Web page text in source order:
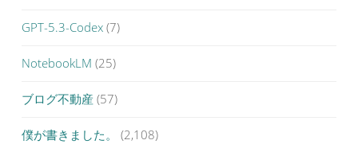
GPT-5.3-Codex (7)
NotebookLM (25)
ブログ不動産 (57)
僕が書きました。 (2,108)